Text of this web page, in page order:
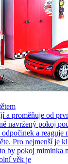
a proměňuje od
navržený pokoj
a reaguje
Pro nejmenší je
by pokoj miminka
věk je